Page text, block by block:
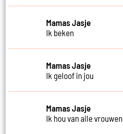
Mamas Jasje
Ik beken
Mamas Jasje
Ik geloof in jou
Mamas Jasje
Ik hou van alle vrouwen